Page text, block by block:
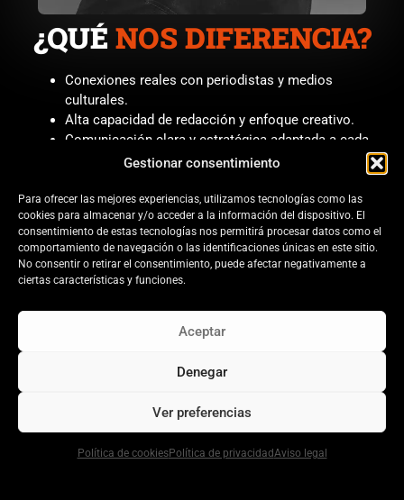
Gestionar consentimiento
Para ofrecer las mejores experiencias, utilizamos tecnologías como las
cookies para almacenar y/o acceder a la información del dispositivo. El
consentimiento de estas tecnologías nos permitirá procesar datos como el
comportamiento de navegación o las identificaciones únicas en este sitio.
No consentir o retirar el consentimiento, puede afectar negativamente a
ciertas características y funciones.
Aceptar
Denegar
Ver preferencias
Política de cookiesPolítica de privacidadAviso legal
¿QUÉ NOS DIFERENCIA?
Conexiones reales con periodistas y medios
culturales.
Alta capacidad de redacción y enfoque creativo.
Comunicación clara y estratégica adaptada a cada
plantillas, usamos intuición, análisis y creatividad.
SOMOS EXPERTOS EN GENERAR CREDIBILIDAD